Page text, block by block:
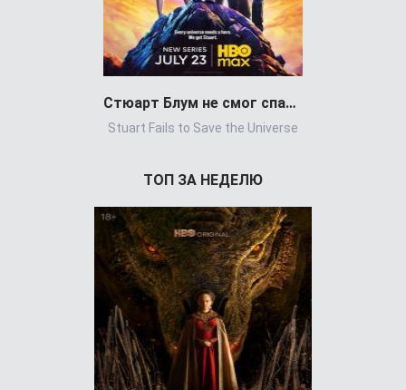
Стюарт Блум не смог спасти вселенную
Stuart Fails to Save the Universe
ТОП ЗА НЕДЕЛЮ